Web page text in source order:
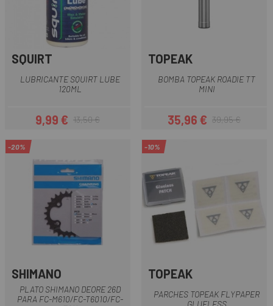
SQUIRT
LUBRICANTE SQUIRT LUBE
120ML
Precio
9,99 €Precio regular
13,50 €
TOPEAK
BOMBA TOPEAK ROADIE TT
MINI
Precio
35,96 €Precio regular
39,95 €
-20%
SHIMANO
PLATO SHIMANO DEORE 26D
PARA FC-M610/FC-T6010/FC-
-10%
TOPEAK
PARCHES TOPEAK FLYPAPER
GLUELESS